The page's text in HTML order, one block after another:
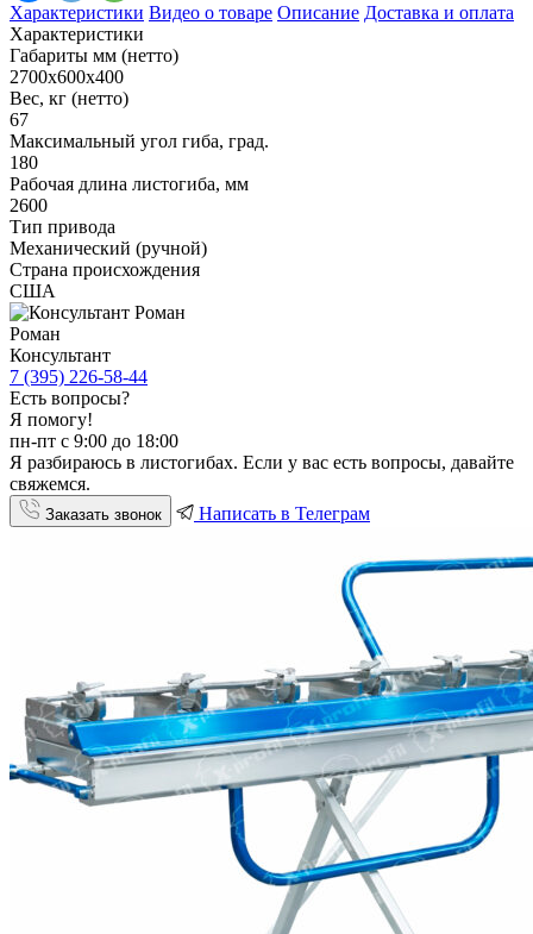
Характеристики Видео о товаре Описание Доставка и оплата
Характеристики
Габариты мм (нетто)
2700x600x400
Вес, кг (нетто)
67
Максимальный угол гиба, град.
180
Рабочая длина листогиба, мм
2600
Тип привода
Механический (ручной)
Страна происхождения
США
Роман
Консультант
7 (395) 226-58-44
Есть вопросы?
Я помогу!
пн-пт с 9:00 до 18:00
Я разбираюсь в листогибах. Если у вас есть вопросы, давайте
свяжемся.
Заказать звонок Написать в Телеграм